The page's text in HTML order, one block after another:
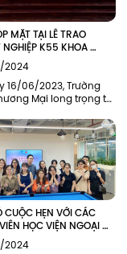
MẶT TẠI LỄ TRAO
K55 KHOA
TRƯỜNG ĐẠI HỌC
(TMU)
2024
16/06/2023, Trường
Mại long trọng tổ
bằng tốt nghiệp cho
và khóa cũ tại hội
Edupia vinh dự khi
dự buổi lễ.
CUỘC HẸN VỚI CÁC
HỌC VIỆN NGOẠI
2024